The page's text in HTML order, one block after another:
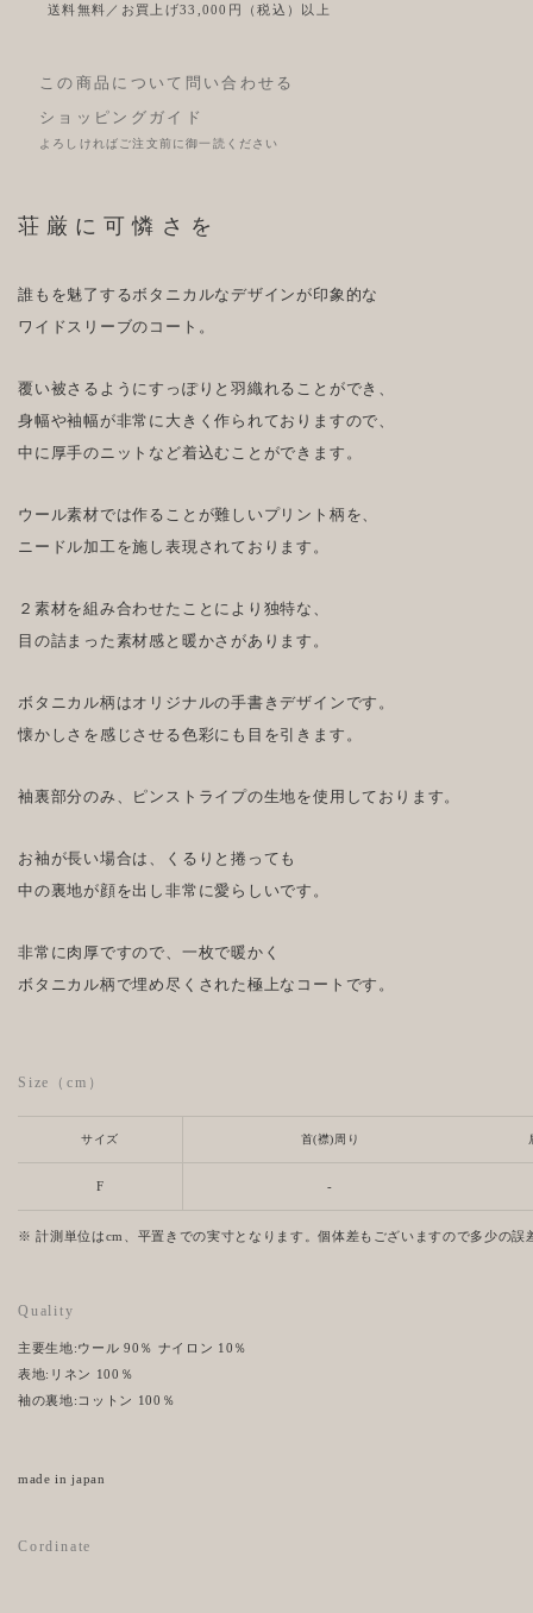
送料無料／お買上げ33,000円（税込）以上
この商品について問い合わせる
ショッピングガイド
よろしければご注文前に御一読ください
荘厳に可憐さを
誰もを魅了するボタニカルなデザインが印象的な
ワイドスリーブのコート。
覆い被さるようにすっぽりと羽織れることができ、
身幅や袖幅が非常に大きく作られておりますので、
中に厚手のニットなど着込むことができます。
ウール素材では作ることが難しいプリント柄を、
ニードル加工を施し表現されております。
２素材を組み合わせたことにより独特な、
目の詰まった素材感と暖かさがあります。
ボタニカル柄はオリジナルの手書きデザインです。
懐かしさを感じさせる色彩にも目を引きます。
袖裏部分のみ、ピンストライプの生地を使用しております。
お袖が長い場合は、くるりと捲っても
中の裏地が顔を出し非常に愛らしいです。
非常に肉厚ですので、一枚で暖かく
ボタニカル柄で埋め尽くされた極上なコートです。
Size（cm）
サイズ 首(襟)周り
F -
※ 計測単位はcm、平置きでの実寸となります。個体差もございますので多少の誤
Quality
主要生地:ウール 90％ ナイロン 10％
表地:リネン 100％
袖の裏地:コットン 100％
made in japan
Cordinate